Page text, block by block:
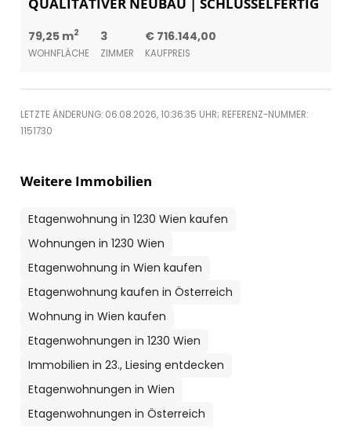
79,25 m2
WOHNFLÄCHE
3
ZIMMER
€ 716.144,00
KAUFPREIS
LETZTE ÄNDERUNG: 06.08.2026, 10:36:35 UHR; REFERENZ-NUMMER:
1151730
Weitere Immobilien
Etagenwohnung in 1230 Wien kaufen
Wohnungen in 1230 Wien
Etagenwohnung in Wien kaufen
Etagenwohnung kaufen in Österreich
Wohnung in Wien kaufen
Etagenwohnungen in 1230 Wien
Immobilien in 23., Liesing entdecken
Etagenwohnungen in Wien
Etagenwohnungen in Österreich